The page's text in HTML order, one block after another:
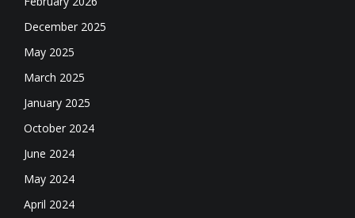
December 2025
May 2025
March 2025
January 2025
October 2024
June 2024
May 2024
April 2024